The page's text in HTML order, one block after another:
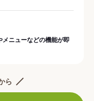
ニューなどの機能が即
ら